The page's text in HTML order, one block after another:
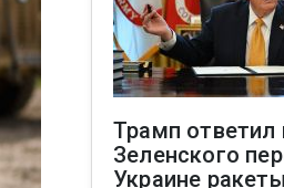
Трамп ответил
Зеленского
Украине